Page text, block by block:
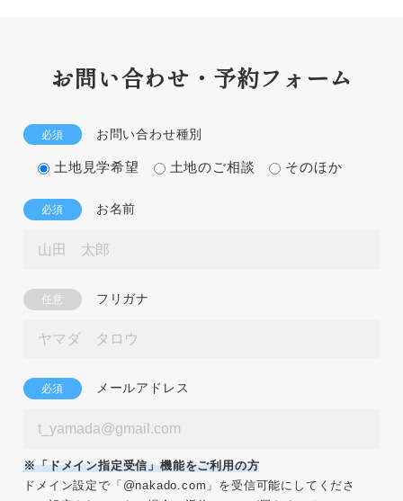
お問い合わせ・予約フォーム
必須 お問い合わせ種別
土地見学希望 土地のご相談 そのほか
必須 お名前
任意 フリガナ
必須 メールアドレス
※「ドメイン指定受信」機能をご利用の方
ドメイン設定で「@nakado.com」を受信可能にしてくださ